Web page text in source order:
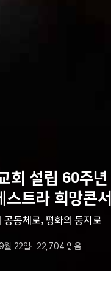
회 설립 60주년
스트라 희망콘
공동체로, 평화의 둥지로
월 22일 22,704 읽음